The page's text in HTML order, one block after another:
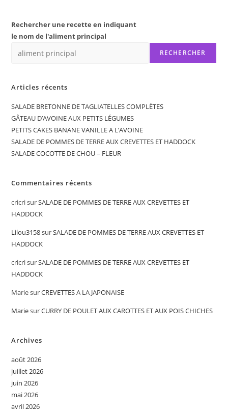
Rechercher une recette en indiquant
le nom de l'aliment principal
RECHERCHER
Articles récents
SALADE BRETONNE DE TAGLIATELLES COMPLÈTES
GÂTEAU D’AVOINE AUX PETITS LÉGUMES
PETITS CAKES BANANE VANILLE A L’AVOINE
SALADE DE POMMES DE TERRE AUX CREVETTES ET HADDOCK
SALADE COCOTTE DE CHOU – FLEUR
Commentaires récents
cricrisurSALADE DE POMMES DE TERRE AUX CREVETTES ET
HADDOCK
Lilou3158surSALADE DE POMMES DE TERRE AUX CREVETTES ET
HADDOCK
cricrisurSALADE DE POMMES DE TERRE AUX CREVETTES ET
HADDOCK
MariesurCREVETTES A LA JAPONAISE
MariesurCURRY DE POULET AUX CAROTTES ET AUX POIS CHICHES
Archives
août 2026
juillet 2026
juin 2026
mai 2026
avril 2026